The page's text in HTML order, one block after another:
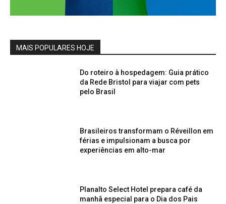
MAIS POPULARES HOJE
Do roteiro à hospedagem: Guia prático
da Rede Bristol para viajar com pets
pelo Brasil
Brasileiros transformam o Réveillon em
férias e impulsionam a busca por
experiências em alto-mar
Planalto Select Hotel prepara café da
manhã especial para o Dia dos Pais